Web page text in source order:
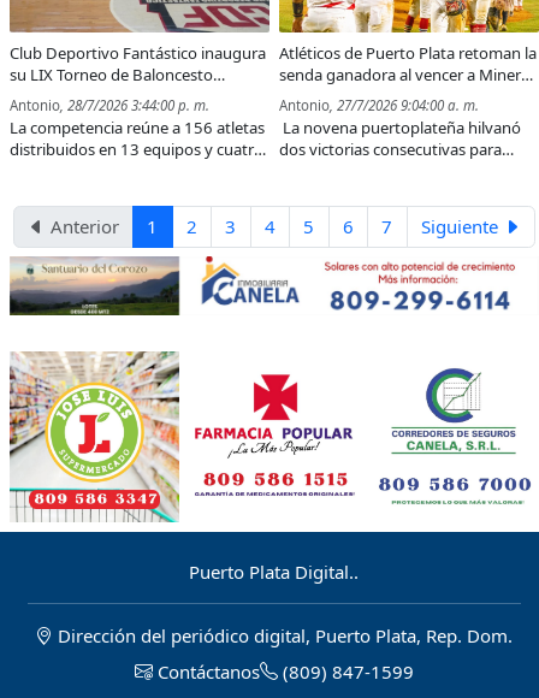
Club Deportivo Fantástico inaugura
su LIX Torneo de Baloncesto
Intramuros Verano 2026
Antonio, 28/7/2026 3:44:00 p. m.
La competencia reúne a 156 atletas
distribuidos en 13 equipos y cuatro
Atléticos de Puerto Plata retoman la
senda ganadora al vencer a Mineros
de Bonao y Mangueros de Baní
Antonio, 27/7/2026 9:04:00 a. m.
La novena puertoplateña hilvanó
dos victorias consecutivas para
Béisbol de Verano.
Anterior 1 2 3 4 5 6 7 Siguiente
Puerto Plata Digital..
Dirección del periódico digital, Puerto Plata, Rep. Dom.
Contáctanos
(809) 847-1599